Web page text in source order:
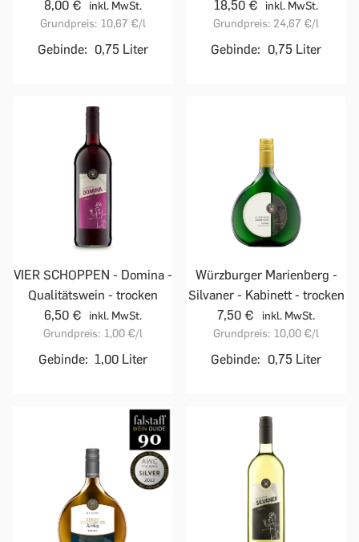
8,00 €
inkl. MwSt.
Grundpreis: 10,67 €/l
Gebinde: 0,75 Liter
18,50 €
inkl. MwSt.
Grundpreis: 24,67 €/l
Gebinde: 0,75 Liter
VIER SCHOPPEN - Domina -
Qualitätswein - trocken
6,50 €
inkl. MwSt.
Grundpreis: 1,00 €/l
Gebinde: 1,00 Liter
Würzburger Marienberg -
Silvaner - Kabinett - trocken
7,50 €
inkl. MwSt.
Grundpreis: 10,00 €/l
Gebinde: 0,75 Liter